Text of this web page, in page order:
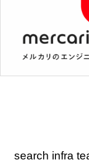
search infra